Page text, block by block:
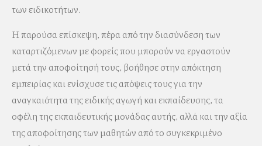
των ειδικοτήτων.
Η παρούσα επίσκεψη, πέρα από την διασύνδεση των
καταρτιζόμενων με φορείς που μπορούν να εργαστούν
μετά την αποφοίτησή τους, βοήθησε στην απόκτηση
εμπειρίας και ενίσχυσε τις απόψεις τους για την
αναγκαιότητα της ειδικής αγωγή και εκπαίδευσης, τα
οφέλη της εκπαιδευτικής μονάδας αυτής, αλλά και την αξία
της αποφοίτησης των μαθητών από το συγκεκριμένο